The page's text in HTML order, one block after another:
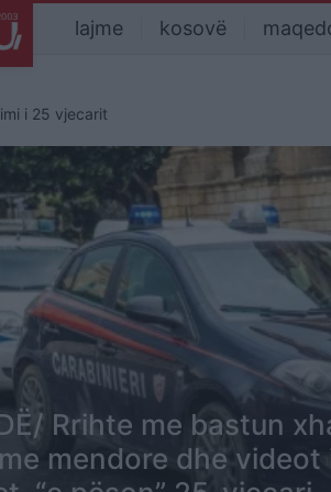
lajme kosovë
i 25 vjecarit
Rrihte me bastun
mendore dhe